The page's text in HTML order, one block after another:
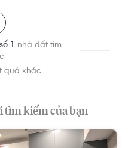
1 nhà đất tìm
quả khác
tìm kiếm của bạn